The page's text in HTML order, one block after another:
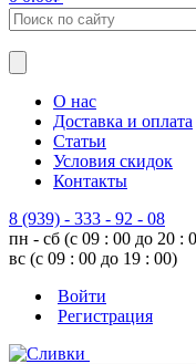
О нас
Доставка и оплата
Статьи
Условия скидок
Контакты
8 (939) - 333 - 92 - 08
пн - сб (с 09 : 00 до 20 :
вс (с 09 : 00 до 19 : 00)
Войти
Регистрация